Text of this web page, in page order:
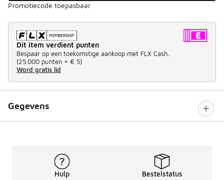
Promotiecode toepasbaar
Dit item verdient punten
Bespaar op een toekomstige aankoop met FLX Cash.
(25.000 punten = € 5)
Word gratis lid
Gegevens
Hulp Bestelstatus